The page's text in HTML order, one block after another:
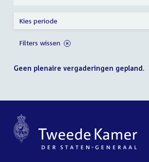
Geen plenaire vergaderingen gepland.
Kies periode
Filters wissen